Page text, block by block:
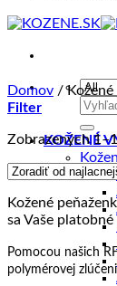
KOŽENÉ
Domov /Kožené
Filter
Zobrazených
Kožené
sa Vaše
Pomocou našich
polymérovej